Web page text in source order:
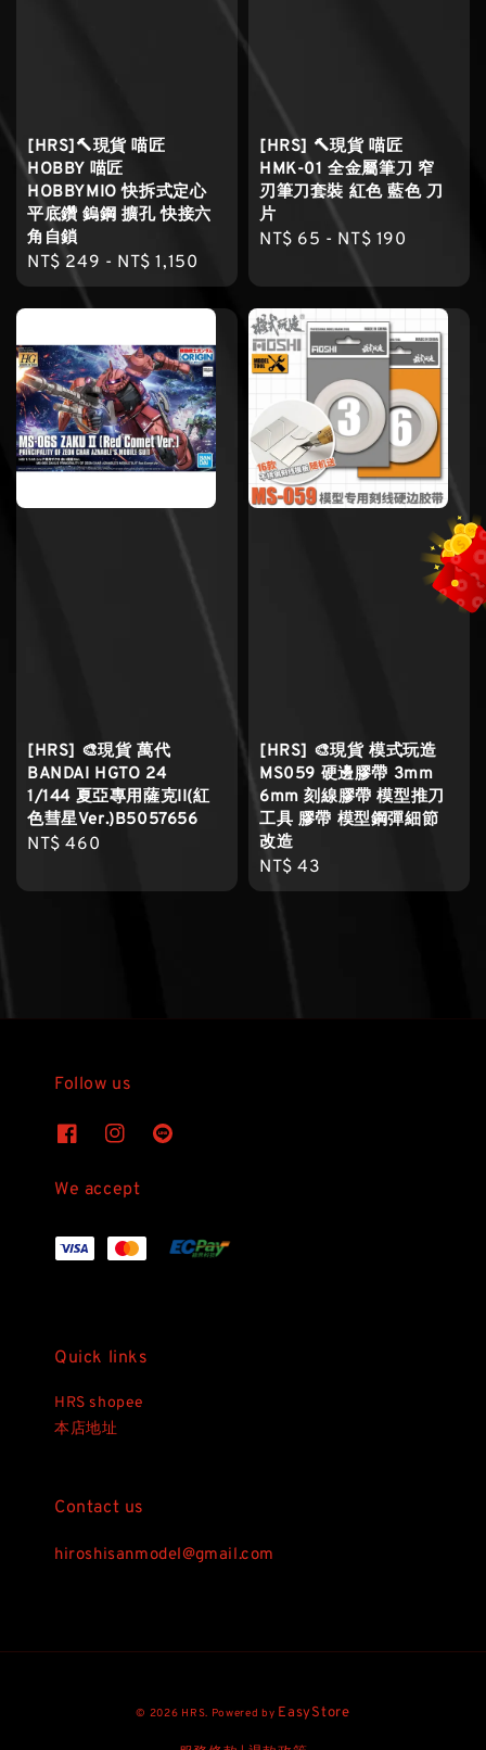
[HRS]🔨現貨 喵匠
HOBBY 喵匠
HOBBYMIO 快拆式定心
平底鑽 鎢鋼 擴孔 快接六
角自鎖
Regular
price
NT$ 249 - NT$ 1,150
[HRS] 🔨現貨 喵匠
HMK-01 全金屬筆刀 窄
刃筆刀套裝 紅色 藍色 刀
片
Regular
NT$ 65 - NT$ 190
[HRS] 🎨現貨 萬代
BANDAI HGTO 24
1/144 夏亞專用薩克II(紅
色彗星Ver.)B5057656
Regular
NT$ 460
[HRS] 🎨現貨 模式玩造
MS059 硬邊膠帶 3mm
6mm 刻線膠帶 模型推刀
工具 膠帶 模型鋼彈細節
改造
Regular
price
NT$ 43
Follow us
We accept
Quick links
HRS shopee
本店地址
Contact us
hiroshisanmodel@gmail.com
© 2026 HRS. Powered by EasyStore